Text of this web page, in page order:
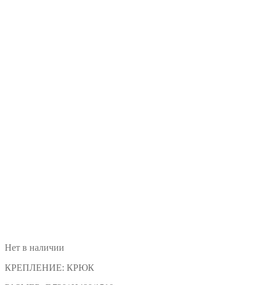
Нет в наличии
КРЕПЛЕНИЕ: КРЮК